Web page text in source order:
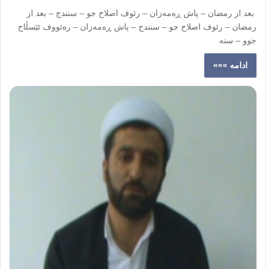
بعد از رمضان – پاش ڕەمەزان – رئوف اصلاح جو – سنندج – بعد از
رمضان – رئوف اصلاح جو – سنندج – پاش ڕەمەزان – رەئووف ئێسڵاح
جوو – سنە
ادامه »»»